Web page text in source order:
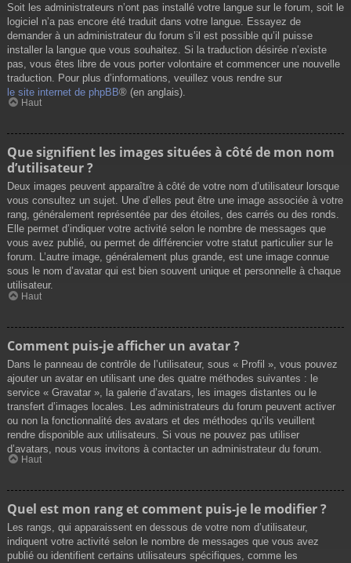
Soit les administrateurs n’ont pas installé votre langue sur le forum, soit le
logiciel n’a pas encore été traduit dans votre langue. Essayez de
demander à un administrateur du forum s’il est possible qu’il puisse
installer la langue que vous souhaitez. Si la traduction désirée n’existe
pas, vous êtes libre de vous porter volontaire et commencer une nouvelle
traduction. Pour plus d’informations, veuillez vous rendre sur
le site internet de phpBB® (en anglais).
Haut
Que signifient les images situées à côté de mon nom
d’utilisateur ?
Deux images peuvent apparaître à côté de votre nom d’utilisateur lorsque
vous consultez un sujet. Une d’elles peut être une image associée à votre
rang, généralement représentée par des étoiles, des carrés ou des ronds.
Elle permet d’indiquer votre activité selon le nombre de messages que
vous avez publié, ou permet de différencier votre statut particulier sur le
forum. L’autre image, généralement plus grande, est une image connue
sous le nom d’avatar qui est bien souvent unique et personnelle à chaque
utilisateur.
Haut
Comment puis-je afficher un avatar ?
Dans le panneau de contrôle de l’utilisateur, sous « Profil », vous pouvez
ajouter un avatar en utilisant une des quatre méthodes suivantes : le
service « Gravatar », la galerie d’avatars, les images distantes ou le
transfert d’images locales. Les administrateurs du forum peuvent activer
ou non la fonctionnalité des avatars et des méthodes qu’ils veuillent
rendre disponible aux utilisateurs. Si vous ne pouvez pas utiliser
d’avatars, nous vous invitons à contacter un administrateur du forum.
Haut
Quel est mon rang et comment puis-je le modifier ?
Les rangs, qui apparaissent en dessous de votre nom d’utilisateur,
indiquent votre activité selon le nombre de messages que vous avez
publié ou identifient certains utilisateurs spécifiques, comme les